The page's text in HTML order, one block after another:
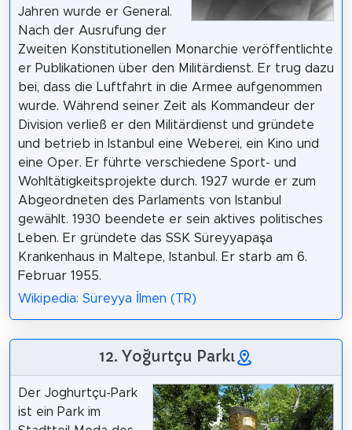
Jahren wurde er General.
Nach der Ausrufung der
Zweiten Konstitutionellen Monarchie veröffentlichte
er Publikationen über den Militärdienst. Er trug dazu
bei, dass die Luftfahrt in die Armee aufgenommen
wurde. Während seiner Zeit als Kommandeur der
Division verließ er den Militärdienst und gründete
und betrieb in Istanbul eine Weberei, ein Kino und
eine Oper. Er führte verschiedene Sport- und
Wohltätigkeitsprojekte durch. 1927 wurde er zum
Abgeordneten des Parlaments von Istanbul
gewählt. 1930 beendete er sein aktives politisches
Leben. Er gründete das SSK Süreyyapaşa
Krankenhaus in Maltepe, Istanbul. Er starb am 6.
Februar 1955.
Wikipedia: Süreyya İlmen (TR)
12. Yoğurtçu Parkı
Der Joghurtçu-Park
ist ein Park im